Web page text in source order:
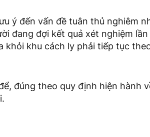
ý đến vấn đề tuân thủ nghiêm
đang đợi kết quả xét nghiệm
khỏi khu cách ly phải tiếp tục
đúng theo quy định hiện hành